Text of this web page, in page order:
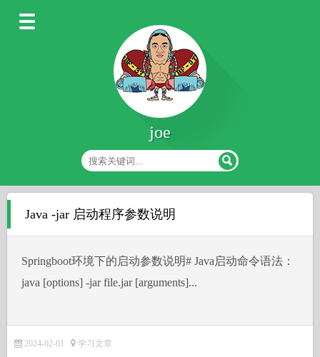
joe
Java -jar 启动程序参数说明
Springboot环境下的启动参数说明# Java启动命令语法：
java [options] -jar file.jar [arguments]...
2024-02-01 学习文章